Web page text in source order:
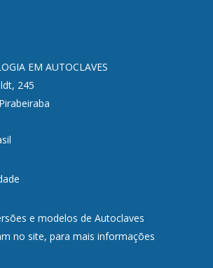
EM AUTOCLAVES
245
e modelos de Autoclaves
no site, para mais informações